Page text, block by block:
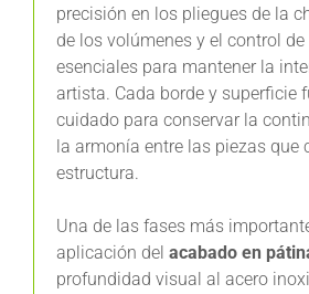
precisión en los pliegues de la
de los volúmenes y el control
esenciales para mantener la
artista. Cada borde y superficie
cuidado para conservar la
la armonía entre las piezas que
estructura.
Una de las fases más
aplicación del acabado en
profundidad visual al acero